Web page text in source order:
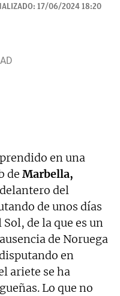
17/06/2024 18:20
en una
de Marbella,
del
de unos días
de la que es un
de Noruega
en
ariete se ha
Lo que no